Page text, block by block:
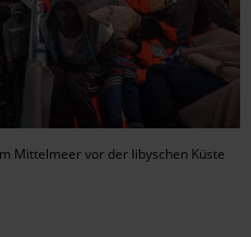
Mittelmeer vor der libyschen Küste